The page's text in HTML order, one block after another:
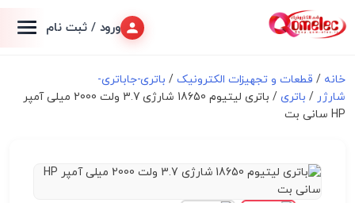
ورود / ثبت نام
خانه / قطعات و تجهیزات الکترونیک/ باتری-جاباتری-
شارژر / باتری
/ باتری لیتیوم 18650 شارژی 3.7 ولت 2000 میلی آمپر
HP سانی بت